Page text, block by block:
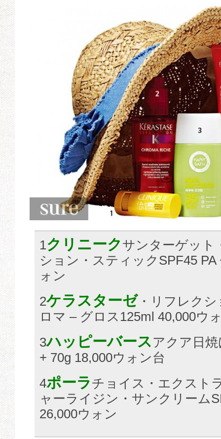
1クリニーク サンターゲット
ション・スティックSPF45 PA
ォン
2ケラスターゼ ・リフレク
ロマ – グロス125ml 40,000ウ
3ハッピーバースアクア日
+ 70g 18,000ウォン台
4ポーラチョイス・エクスト
ャーライジン・サンクリーム
26,000ウォン